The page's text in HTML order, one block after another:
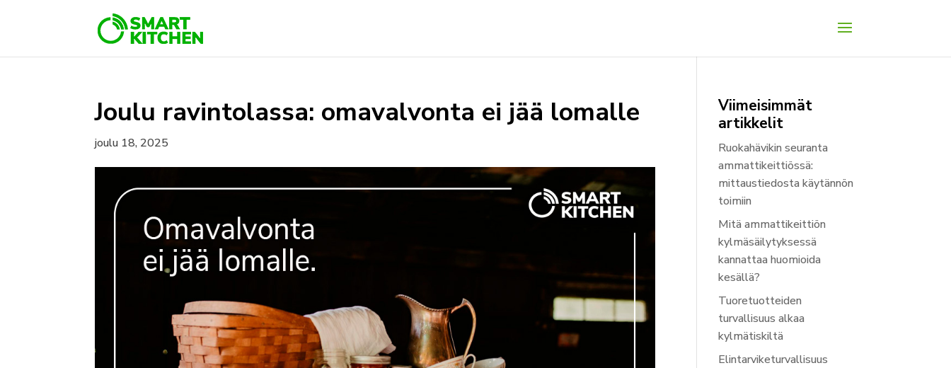
Joulu ravintolassa: omavalvonta ei jää lomalle
joulu 18, 2025
Viimeisimmät
artikkelit
Ruokahävikin seuranta
ammattikeittiössä:
mittaustiedosta käytännön
toimiin
Mitä ammattikeittiön
kylmäsäilytyksessä
kannattaa huomioida
kesällä?
Tuoretuotteiden
turvallisuus alkaa
kylmätiskiltä
Elintarviketurvallisuus